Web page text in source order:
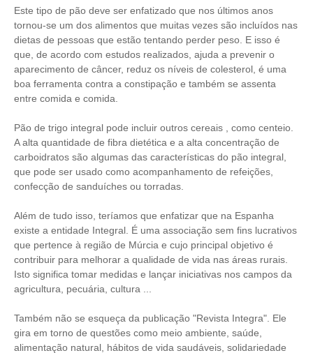
Este tipo de pão deve ser enfatizado que nos últimos anos
tornou-se um dos alimentos que muitas vezes são incluídos nas
dietas de pessoas que estão tentando perder peso. E isso é
que, de acordo com estudos realizados, ajuda a prevenir o
aparecimento de câncer, reduz os níveis de colesterol, é uma
boa ferramenta contra a constipação e também se assenta
entre comida e comida.
Pão de trigo integral pode incluir outros cereais , como centeio.
A alta quantidade de fibra dietética e a alta concentração de
carboidratos são algumas das características do pão integral,
que pode ser usado como acompanhamento de refeições,
confecção de sanduíches ou torradas.
Além de tudo isso, teríamos que enfatizar que na Espanha
existe a entidade Integral. É uma associação sem fins lucrativos
que pertence à região de Múrcia e cujo principal objetivo é
contribuir para melhorar a qualidade de vida nas áreas rurais.
Isto significa tomar medidas e lançar iniciativas nos campos da
agricultura, pecuária, cultura ...
Também não se esqueça da publicação "Revista Integra". Ele
gira em torno de questões como meio ambiente, saúde,
alimentação natural, hábitos de vida saudáveis, solidariedade